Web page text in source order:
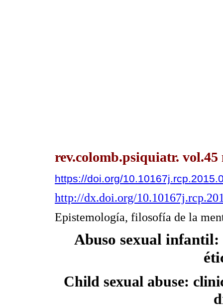
rev.colomb.psiquiatr.
https://doi.org/
http://dx.doi.org/
Epistemología, filosofía de la
Abuso sexual
Child sexual abuse: